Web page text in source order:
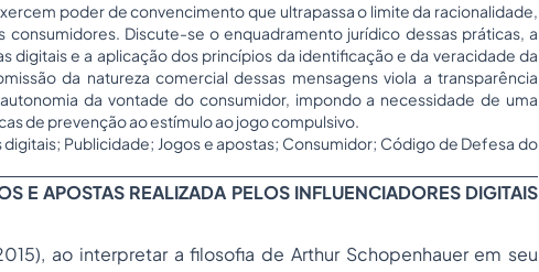
poder de convencimento que ultrapassa o limite da racionalidade,
Discute-se o enquadramento jurídico dessas práticas, a
digitais e a aplicação dos princípios da identificação e da veracidade da
da natureza comercial dessas mensagens viola a transparência
da vontade do consumidor, impondo a necessidade de uma
de prevenção ao estímulo ao jogo compulsivo.
Publicidade; Jogos e apostas; Consumidor; Código de Defesa do
E APOSTAS REALIZADA PELOS INFLUENCIADORES DIGITAIS
ao interpretar a filosofia de Arthur Schopenhauer em seu